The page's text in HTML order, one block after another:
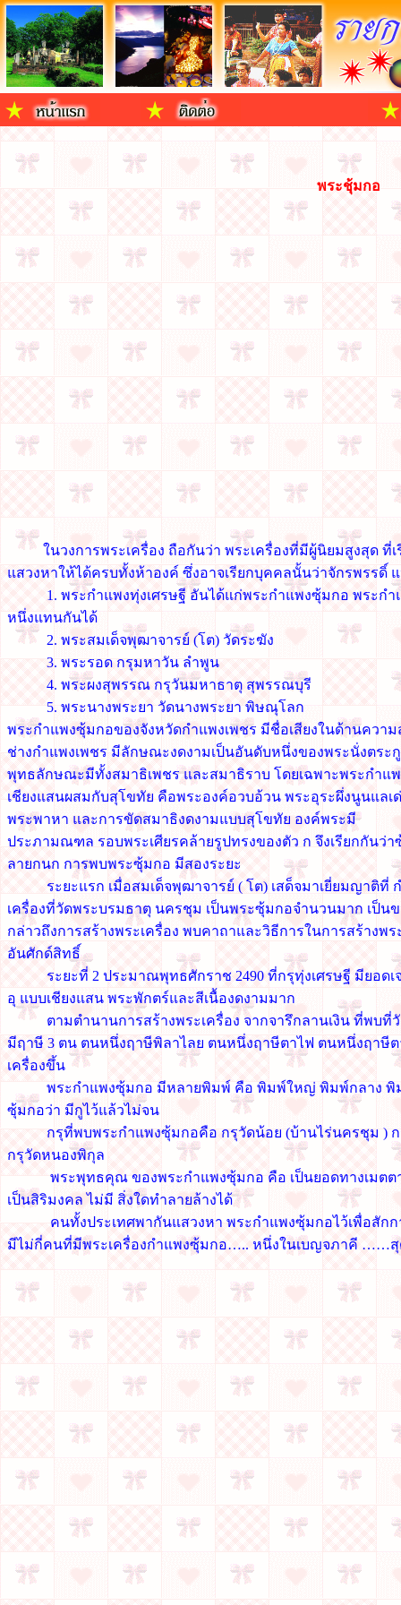
พระชุ้มกอ
ในวงการพระเครื่อง ถือกันว่า พระเครื่องที่มีผู้นิยมสูงสุด
แสวงหาให้ได้ครบทั้งห้าองค์ ซึ่งอาจเรียกบุคคลนั้นว่าจักรพรรดิ์
1. พระกำแพงทุ่งเศรษฐี อันได้แก่พระกำแพงซุ้มกอ พระก
หนึ่งแทนกันได้
2. พระสมเด็จพุฒาจารย์ (โต) วัดระฆัง
3. พระรอด กรุมหาวัน ลำพูน
4. พระผงสุพรรณ กรุวันมหาธาตุ สุพรรณบุรี
5. พระนางพระยา วัดนางพระยา พิษณุโลก
พระกำแพงซุ้มกอของจังหวัดกำแพงเพชร มีชื่อเสียงในด้านควา
ช่างกำแพงเพชร มีลักษณะงดงามเป็นอันดับหนึ่งของพระนั่งตระ
พุทธลักษณะมีทั้งสมาธิเพชร และสมาธิราบ โดยเฉพาะพระกำ
เชียงแสนผสมกับสุโขทัย คือพระองค์อวบอ้วน พระอุระผึ่งนูนแลเ
พระพาหา และการขัดสมาธิงดงามแบบสุโขทัย องค์พระมี
ประภามณฑล รอบพระเศียรคล้ายรูปทรงของตัว ก จึงเรียกกัน
ลายกนก การพบพระซุ้มกอ มีสองระยะ
ระยะแรก เมื่อสมเด็จพุฒาจารย์ ( โต) เสด็จมาเยี่ยมญาติ
เครื่องที่วัดพระบรมธาตุ นครชุม เป็นพระซุ้มกอจำนวนมาก เป็น
กล่าวถึงการสร้างพระเครื่อง พบคาถาและวิธีการในการสร้างพ
อันศักด์สิทธิ์
ระยะที่ 2 ประมาณพุทธศักราช 2490 ที่กรุทุ่งเศรษฐี มียอ
อุ แบบเชียงแสน พระพักตร์และสีเนื้องดงามมาก
ตามตำนานการสร้างพระเครื่อง จากจารึกลานเงิน ที่พบ
มีฤาษี 3 ตน ตนหนึ่งฤาษีพิลาไลย ตนหนึ่งฤาษีตาไฟ ตนหนึ่งฤาษี
เครื่องขึ้น
พระกำแพงซุ้มกอ มีหลายพิมพ์ คือ พิมพ์ใหญ่ พิมพ์กลาง
ซุ้มกอว่า มีกูไว้แล้วไม่จน
กรุที่พบพระกำแพงซุ้มกอคือ กรุวัดน้อย (บ้านไร่นครชุม )
กรุวัดหนองพิกุล
พระพุทธคุณ ของพระกำแพงซุ้มกอ คือ เป็นยอดทางเมต
เป็นสิริมงคล ไม่มี สิ่งใดทำลายล้างได้
คนทั้งประเทศพากันแสวงหา พระกำแพงซุ้มกอไว้เพื่อสัก
มีไม่กี่คนที่มีพระเครื่องกำแพงซุ้มกอ….. หนึ่งในเบญจภาคี ……